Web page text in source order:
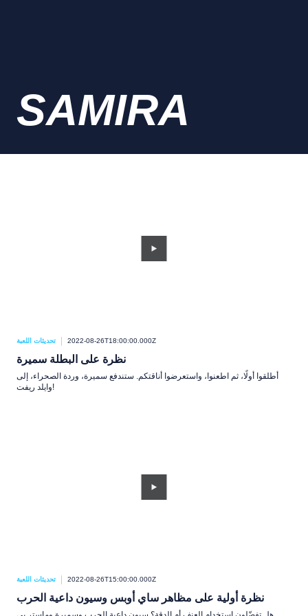
SAMIRA
تحديثات اللعبة 2022-08-26T18:00:00.000Z
نظرة على البطلة سميرة
أطلقوا أولًا، ثم اطعنوا، واستعرضوا أناقتكم. ستندفع سميرة، وردة الصحراء، إلى
وايلد ريفت!
تحديثات اللعبة 2022-08-26T15:00:00.000Z
نظرة أولية على مظاهر ساي أوبس وسيون داعية الحرب